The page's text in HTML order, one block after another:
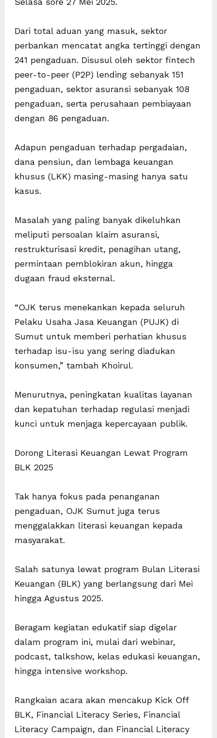
Dari total aduan yang masuk, sektor
perbankan mencatat angka tertinggi dengan
241 pengaduan. Disusul oleh sektor fintech
peer-to-peer (P2P) lending sebanyak 151
pengaduan, sektor asuransi sebanyak 108
pengaduan, serta perusahaan pembiayaan
dengan 86 pengaduan.
Adapun pengaduan terhadap pergadaian,
dana pensiun, dan lembaga keuangan
khusus (LKK) masing-masing hanya satu
kasus.
Masalah yang paling banyak dikeluhkan
meliputi persoalan klaim asuransi,
restrukturisasi kredit, penagihan utang,
permintaan pemblokiran akun, hingga
dugaan fraud eksternal.
“OJK terus menekankan kepada seluruh
Pelaku Usaha Jasa Keuangan (PUJK) di
Sumut untuk memberi perhatian khusus
terhadap isu-isu yang sering diadukan
konsumen,” tambah Khoirul.
Menurutnya, peningkatan kualitas layanan
dan kepatuhan terhadap regulasi menjadi
kunci untuk menjaga kepercayaan publik.
Dorong Literasi Keuangan Lewat Program
BLK 2025
Tak hanya fokus pada penanganan
pengaduan, OJK Sumut juga terus
menggalakkan literasi keuangan kepada
masyarakat.
Salah satunya lewat program Bulan Literasi
Keuangan (BLK) yang berlangsung dari Mei
hingga Agustus 2025.
Beragam kegiatan edukatif siap digelar
dalam program ini, mulai dari webinar,
podcast, talkshow, kelas edukasi keuangan,
hingga intensive workshop.
Rangkaian acara akan mencakup Kick Off
BLK, Financial Literacy Series, Financial
Literacy Campaign, dan Financial Literacy